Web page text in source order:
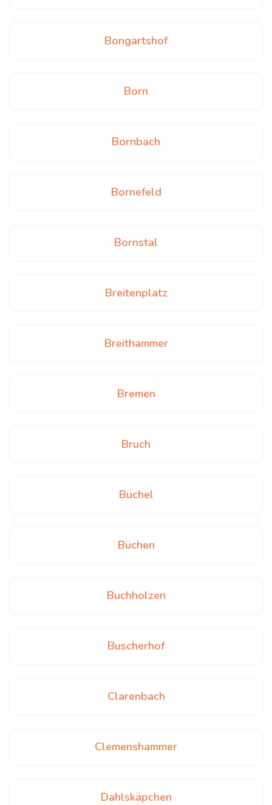
Bongartshof
Born
Bornbach
Bornefeld
Bornstal
Breitenplatz
Breithammer
Bremen
Bruch
Büchel
Büchen
Buchholzen
Buscherhof
Clarenbach
Clemenshammer
Dahlskäpchen